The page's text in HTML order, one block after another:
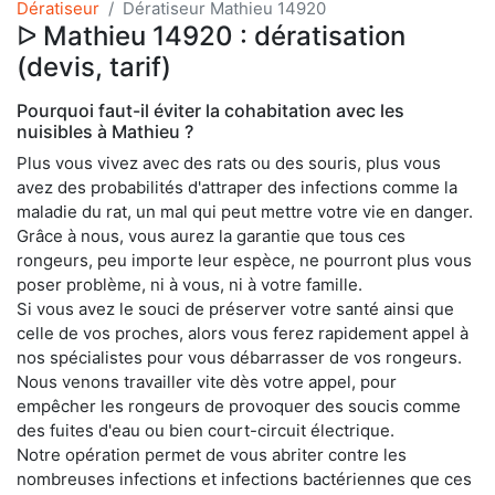
Dératiseur Dératiseur Mathieu 14920
ᐅ Mathieu 14920 : dératisation
(devis, tarif)
Pourquoi faut-il éviter la cohabitation avec les
nuisibles à Mathieu ?
Plus vous vivez avec des rats ou des souris, plus vous
avez des probabilités d'attraper des infections comme la
maladie du rat, un mal qui peut mettre votre vie en danger.
Grâce à nous, vous aurez la garantie que tous ces
rongeurs, peu importe leur espèce, ne pourront plus vous
poser problème, ni à vous, ni à votre famille.
Si vous avez le souci de préserver votre santé ainsi que
celle de vos proches, alors vous ferez rapidement appel à
nos spécialistes pour vous débarrasser de vos rongeurs.
Nous venons travailler vite dès votre appel, pour
empêcher les rongeurs de provoquer des soucis comme
des fuites d'eau ou bien court-circuit électrique.
Notre opération permet de vous abriter contre les
nombreuses infections et infections bactériennes que ces